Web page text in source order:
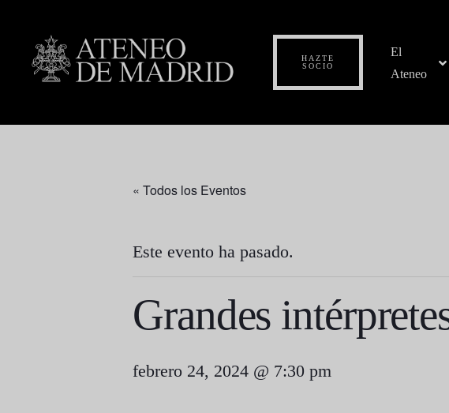
HAZTE
SOCIO
El
Ateneo
« Todos los Eventos
Este evento ha pasado.
Grandes
febrero 24, 2024 @ 7:30 pm